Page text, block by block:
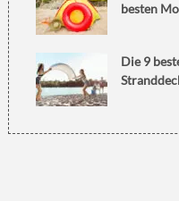
besten
Die 9